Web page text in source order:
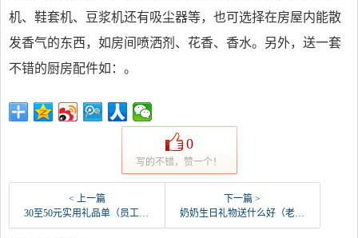
机、鞋套机、豆浆机还有吸尘器等，也可选择在房屋内能散
发香气的东西，如房间喷洒剂、花香、香水。另外，送一套
不错的厨房配件如：。
0
写的不错，赞一个！
< 上一篇
30至50元实用礼品单（员工暖心礼物排行榜）
下一篇 >
奶奶生日礼物送什么好（老年人喜欢的礼物排行榜）